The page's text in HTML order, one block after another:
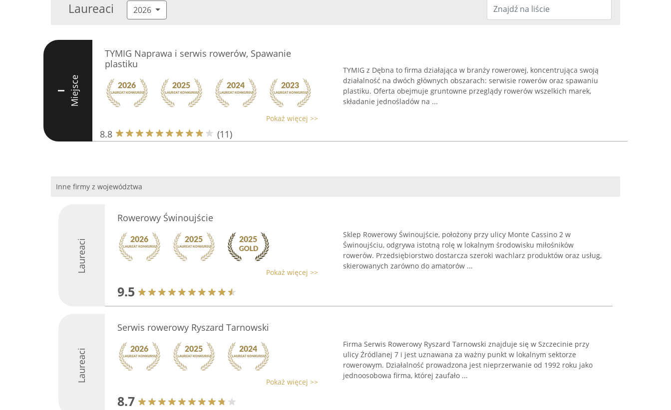
Laureaci 2026
I Miejsce
TYMIG Naprawa i serwis rowerów, Spawanie
plastiku
Pokaż więcej >>
8.8 (11)
TYMIG z Dębna to firma działająca w branży rowerowej, koncentrująca swoją
działalność na dwóch głównych obszarach: serwisie rowerów oraz spawaniu
plastiku. Oferta obejmuje gruntowne przeglądy rowerów wszelkich marek,
składanie jednośladów na ...
Inne firmy z województwa
Laureaci
Rowerowy Świnoujście
Pokaż więcej >>
9.5
Sklep Rowerowy Świnoujście, położony przy ulicy Monte Cassino 2 w
Świnoujściu, odgrywa istotną rolę w lokalnym środowisku miłośników
rowerów. Przedsiębiorstwo dostarcza szeroki wachlarz produktów oraz usług,
skierowanych zarówno do amatorów ...
Laureaci
Serwis rowerowy Ryszard Tarnowski
Pokaż więcej >>
8.7
Firma Serwis Rowerowy Ryszard Tarnowski znajduje się w Szczecinie przy
ulicy Źródlanej 7 i jest uznawana za ważny punkt w lokalnym sektorze
rowerowym. Działalność prowadzona jest nieprzerwanie od 1992 roku jako
jednoosobowa firma, której zaufało ...